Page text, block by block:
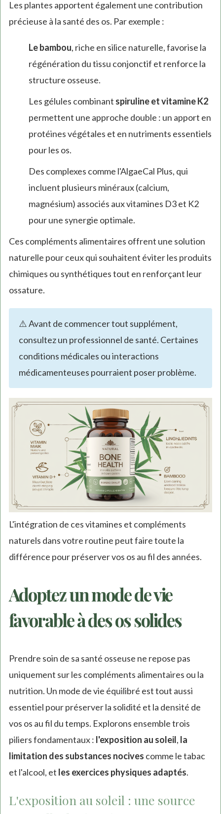
Les plantes apportent également une contribution
précieuse à la santé des os. Par exemple :
Le bambou, riche en silice naturelle, favorise la
régénération du tissu conjonctif et renforce la
structure osseuse.
Les gélules combinant spiruline et vitamine K2
permettent une approche double : un apport en
protéines végétales et en nutriments essentiels
pour les os.
Des complexes comme l'AlgaeCal Plus, qui
incluent plusieurs minéraux (calcium,
magnésium) associés aux vitamines D3 et K2
pour une synergie optimale.
Ces compléments alimentaires offrent une solution
naturelle pour ceux qui souhaitent éviter les produits
chimiques ou synthétiques tout en renforçant leur
ossature.
⚠️ Avant de commencer tout supplément,
consultez un professionnel de santé. Certaines
conditions médicales ou interactions
médicamenteuses pourraient poser problème.
L'intégration de ces vitamines et compléments
naturels dans votre routine peut faire toute la
différence pour préserver vos os au fil des années.
Adoptez un mode de vie
favorable à des os solides
Prendre soin de sa santé osseuse ne repose pas
uniquement sur les compléments alimentaires ou la
nutrition. Un mode de vie équilibré est tout aussi
essentiel pour préserver la solidité et la densité de
vos os au fil du temps. Explorons ensemble trois
piliers fondamentaux : l'exposition au soleil, la
limitation des substances nocives comme le tabac
et l'alcool, et les exercices physiques adaptés.
L'exposition au soleil : une source